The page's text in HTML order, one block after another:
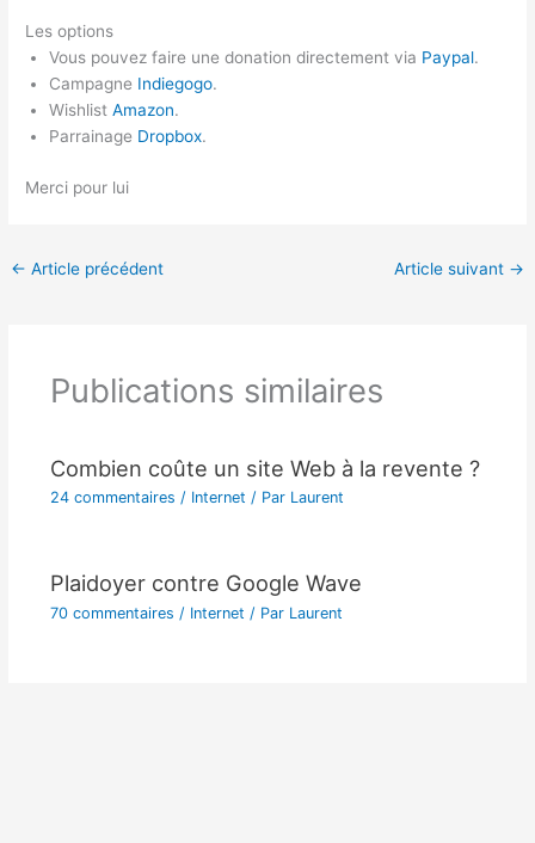
Les options
Vous pouvez faire une donation directement via Paypal.
Campagne Indiegogo.
WishlistAmazon.
Parrainage Dropbox.
Merci pour lui
← Article précédent Article suivant →
Publications similaires
Combien coûte un site Web à la revente ?
24 commentaires / Internet / Par Laurent
Plaidoyer contre Google Wave
70 commentaires / Internet / Par Laurent